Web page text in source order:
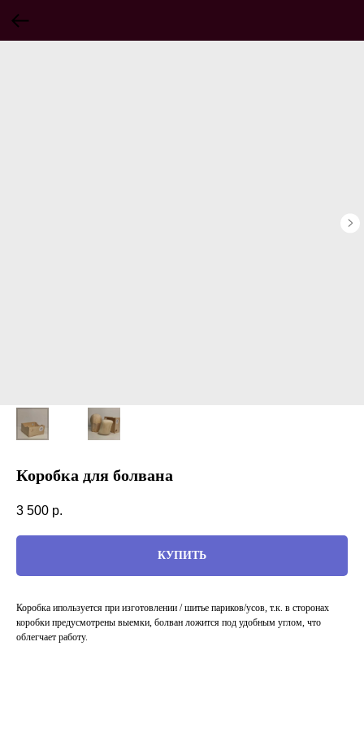
Коробка для болвана
3 500 р.
КУПИТЬ
Коробка ипользуется при изготовлении / шитье париков/усов, т.к. в сторонах
коробки предусмотрены выемки, болван ложится под удобным углом, что
облегчает работу.